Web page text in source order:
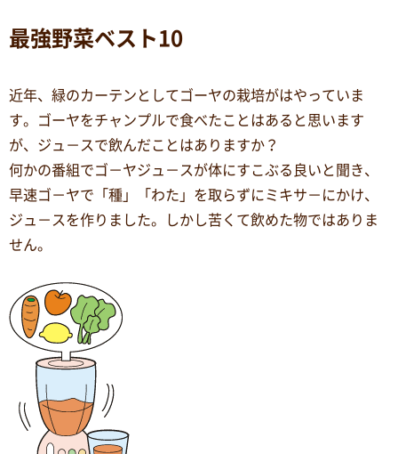
最強野菜ベスト10
近年、緑のカーテンとしてゴーヤの栽培がはやっていま
す。ゴーヤをチャンプルで食べたことはあると思います
が、ジュ－スで飲んだことはありますか？
何かの番組でゴ－ヤジュ－スが体にすこぶる良いと聞き、
早速ゴ－ヤで「種」「わた」を取らずにミキサ－にかけ、
ジュ－スを作りました。しかし苦くて飲めた物ではありま
せん。